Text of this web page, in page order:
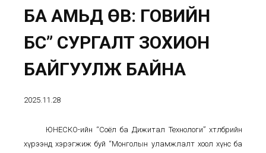
БА АМЬД ӨВ: ГОВИЙН
БҮС” СУРГАЛТ ЗОХИОН
БАЙГУУЛЖ БАЙНА
2025.11.28
ЮНЕСКО-ийн “Соёл ба Дижитал Технологи” хөтөлбөрийн
хүрээнд хэрэгжиж буй “Монголын уламжлалт хоол хүнс ба